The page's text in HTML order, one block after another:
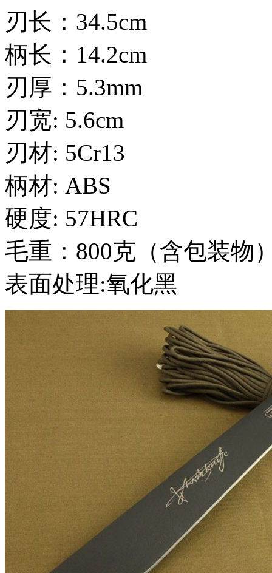
刃长：34.5cm
柄长：14.2cm
刃厚：5.3mm
刃宽: 5.6cm
刃材: 5Cr13
柄材: ABS
硬度: 57HRC
毛重：800克（含包装物
表面处理:氧化黑